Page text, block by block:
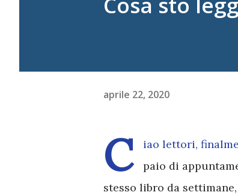
aprile 22, 2020
C iao lettori,
paio di
stesso libro da